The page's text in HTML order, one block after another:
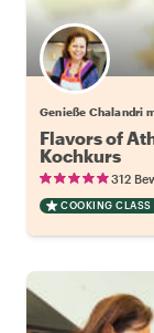
Genieße Chalandri
Flavors of
Kochkurs
312
COOKING CLASS